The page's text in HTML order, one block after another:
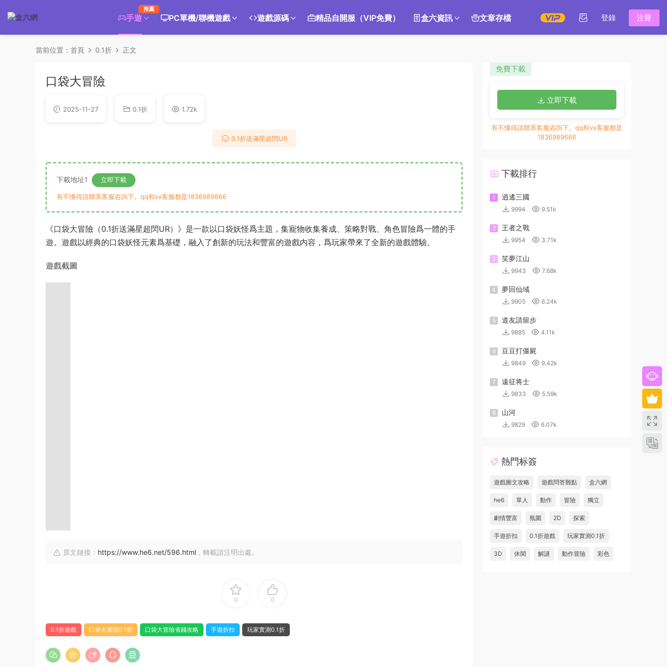
手遊
推薦
PC單機/聯機遊戲 遊戲源碼 精品自開服（VIP免費） 盒六資訊 文章存檔 登錄 注冊
當前位置： 首頁 0.1折 正文
口袋大冒險
2025-11-27 0.1折 1.72k
0.1折送滿星超閃UR
下載地址1 立即下載
有不懂得請聯系客服咨詢下。qq和vx客服都是1836989666
《口袋大冒險（0.1折送滿星超閃UR）》是一款以口袋妖怪爲主題，集寵物收集養成、策略對戰、角色冒險爲一體的手
遊。遊戲以經典的口袋妖怪元素爲基礎，融入了創新的玩法和豐富的遊戲内容，爲玩家帶來了全新的遊戲體驗。
遊戲截圖
原文鏈接： https://www.he6.net/596.html ，轉載請注明出處。
0 0
0.1折遊戲 口袋大冒險0.1折 口袋大冒險省錢攻略 手遊折扣 玩家實測0.1折
免費下載
立即下載
有不懂得請聯系客服咨詢下。qq和vx客服都是
1836989666
下載排行
1 逍遙三國
9994 9.51k
2 王者之戰
9954 3.71k
3 笑夢江山
9943 7.68k
4 夢回仙域
9905 6.24k
5 道友請留步
9885 4.11k
6 豆豆打僵屍
9849 9.42k
7 遠征将士
9833 5.59k
8 山河
9829 6.07k
熱門标簽
遊戲圖文攻略 遊戲問答難點 盒六網
he6 單人 動作 冒險 獨立
劇情豐富 氛圍 2D 探索
手遊折扣 0.1折遊戲 玩家實測0.1折
3D 休閑 解謎 動作冒險 彩色